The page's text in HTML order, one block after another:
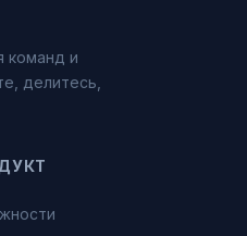
команд и
делитесь,